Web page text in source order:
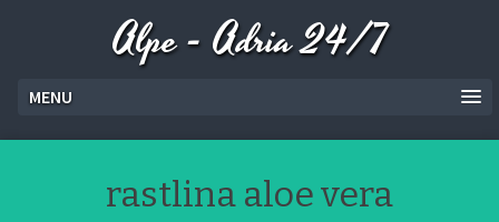
Alpe - Adria 24/7
MENU
rastlina aloe vera